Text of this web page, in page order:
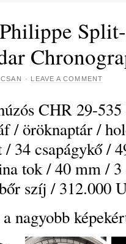
· LEAVE A COMMENT
CHR 29-
/ öröknaptár /
/ 34 csapágykő /
tok / 40 mm /
szíj / 312.000
nagyobb